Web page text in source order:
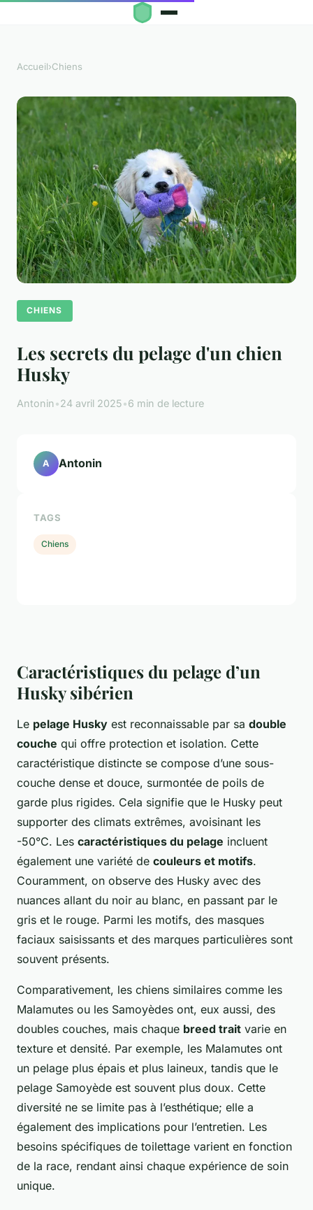
Accueil›Chiens
CHIENS
Les secrets du pelage d'un chien
Husky
Antonin•24 avril 2025•6 min de lecture
Caractéristiques du pelage d’un
Husky sibérien
Le pelage Husky est reconnaissable par sa double
couche qui offre protection et isolation. Cette
caractéristique distincte se compose d’une sous-
couche dense et douce, surmontée de poils de
garde plus rigides. Cela signifie que le Husky peut
supporter des climats extrêmes, avoisinant les
-50°C. Les caractéristiques du pelage incluent
également une variété de couleurs et motifs.
Couramment, on observe des Husky avec des
nuances allant du noir au blanc, en passant par le
gris et le rouge. Parmi les motifs, des masques
faciaux saisissants et des marques particulières sont
souvent présents.
Comparativement, les chiens similaires comme les
Malamutes ou les Samoyèdes ont, eux aussi, des
doubles couches, mais chaque breed trait varie en
texture et densité. Par exemple, les Malamutes ont
un pelage plus épais et plus laineux, tandis que le
pelage Samoyède est souvent plus doux. Cette
diversité ne se limite pas à l’esthétique; elle a
également des implications pour l’entretien. Les
besoins spécifiques de toilettage varient en fonction
de la race, rendant ainsi chaque expérience de soin
unique.
A Antonin
TAGS
Chiens